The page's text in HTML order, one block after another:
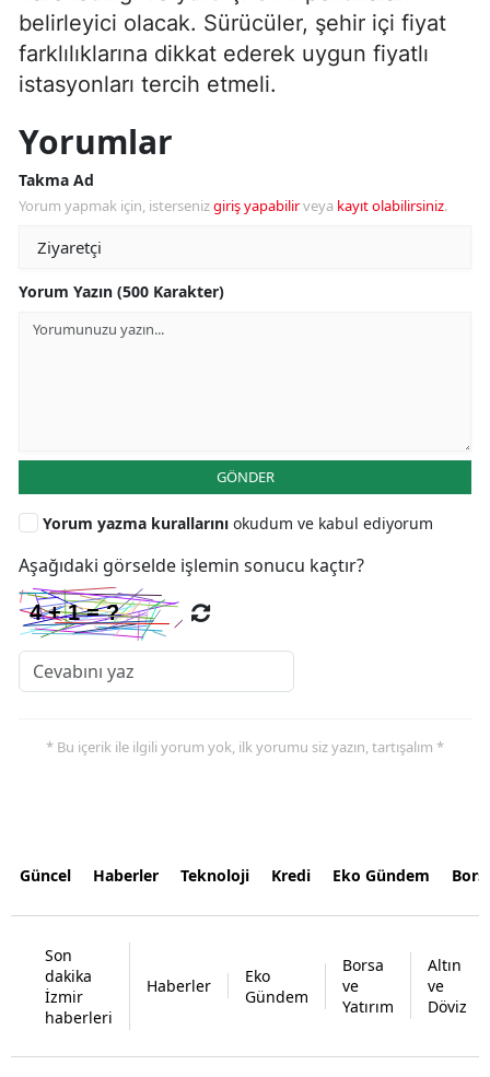
belirleyici olacak. Sürücüler, şehir içi fiyat
farklılıklarına dikkat ederek uygun fiyatlı
istasyonları tercih etmeli.
Yorumlar
Takma Ad
Yorum yapmak için, istersenizgiriş yapabilirveya kayıt olabilirsiniz.
Yorum Yazın (500 Karakter)
GÖNDER
Yorum yazma kurallarını okudum ve kabul ediyorum
Aşağıdaki görselde işlemin sonucu kaçtır?
* Bu içerik ile ilgili yorum yok, ilk yorumu siz yazın, tartışalım *
Güncel Haberler Teknoloji Kredi Eko Gündem
Son
dakika
İzmir
haberleri
Haberler
Eko
Gündem
Borsa
ve
Yatırım
Altın
ve
Döviz